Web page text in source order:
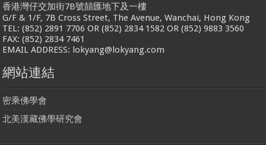
香港灣仔交加街7B號囍匯地下及一樓
G/F & 1/F, 7B Cross Street, The Avenue, Wanchai, Hong Kong
TEL: (852) 2891 7706 OR (852) 2834 1582 OR (852) 9883 3560
FAX: (852) 2834 7461
EMAIL ADDRESS: lokyang@lokyang.com
網站連結
密乘佛學會
北美漢藏佛學研究會